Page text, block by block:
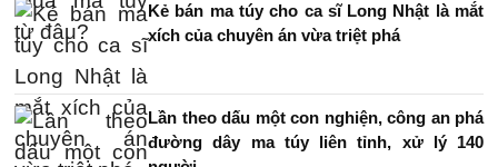
Kẻ bán ma túy cho ca sĩ Long Nhật là mắt
xích của chuyên án vừa triệt phá
Lần theo dấu một con nghiện, công an phá
đường dây ma túy liên tỉnh, xử lý 140